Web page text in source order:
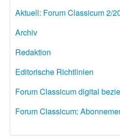
Aktuell: Forum Classicum 2/
Archiv
Redaktion
Editorische Richtlinien
Forum Classicum digital
Forum Classicum: